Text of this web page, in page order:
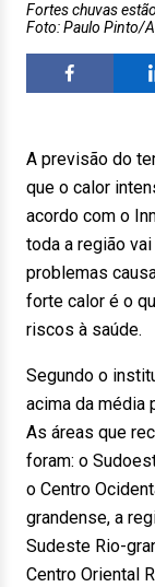
Fortes chuvas
Foto: Paulo Pinto/
A previsão do
que o calor
acordo com o
toda a região
problemas
forte calor é o
riscos à saúde.
Segundo o
acima da média
As áreas que
foram: o
o Centro
grandense, a
Sudeste Rio-
Centro Oriental